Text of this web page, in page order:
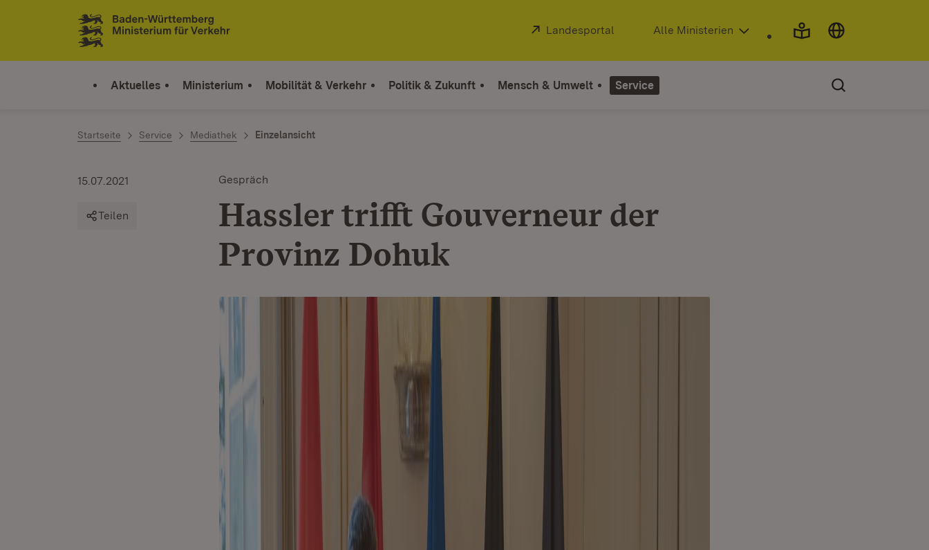
Zum Inhalt springen
Link zur Startseite
Extern:
Landesportal (Öffnet in neuem Fenster)
Alle Ministerien
Aktuelles Ministerium Mobilität & Verkehr Politik & Zukunft Mensch & Umwelt Service
Startseite Service Mediathek Einzelansicht
Gespräch
Hassler trifft Gouverneur der
Provinz Dohuk
15.07.2021
Teilen